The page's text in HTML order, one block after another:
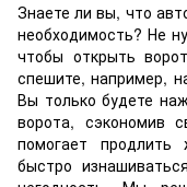
Знаете ли вы, что
необходимость? Не
чтобы открыть
спешите, например,
Вы только будете
ворота, сэкономив
помогает
быстро